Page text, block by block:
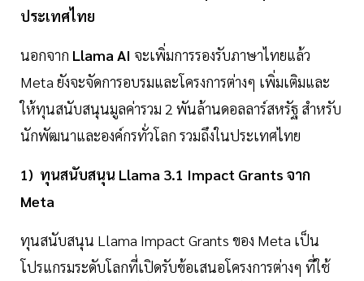
ประเทศไทย
นอกจาก Llama AI จะเพิ่มการรองรับภาษาไทยแล้ว
Meta ยังจะจัดการอบรมและโครงการต่างๆ เพิ่มเติมและ
ให้ทุนสนับสนุนมูลค่ารวม 2 พันล้านดอลลาร์สหรัฐ สำหรับ
นักพัฒนาและองค์กรทั่วโลก รวมถึงในประเทศไทย
1) ทุนสนับสนุน Llama 3.1 Impact Grants จาก
Meta
ทุนสนับสนุน Llama Impact Grants ของ Meta เป็น
โปรแกรมระดับโลกที่เปิดรับข้อเสนอโครงการต่างๆ ที่ใช้